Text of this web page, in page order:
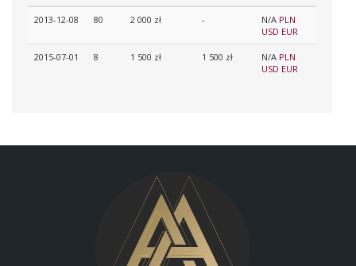
2013-12-08 80 2 000 zł - N/A PLN
USD EUR
2015-07-01 8 1 500 zł 1 500 zł N/A PLN
USD EUR